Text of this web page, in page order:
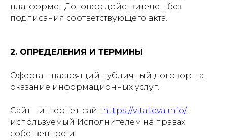
платформе. Договор действителен без
подписания соответствующего акта.
2. ОПРЕДЕЛЕНИЯ И ТЕРМИНЫ
Оферта – настоящий публичный договор на
оказание информационных услуг.
Сайт – интернет-сайт https://vitateva.info/
используемый Исполнителем на правах
собственности.